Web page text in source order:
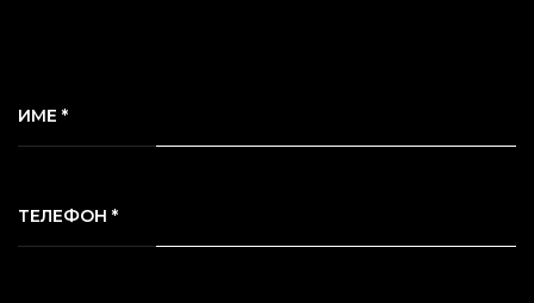
ИМЕ *
ТЕЛЕФОН *